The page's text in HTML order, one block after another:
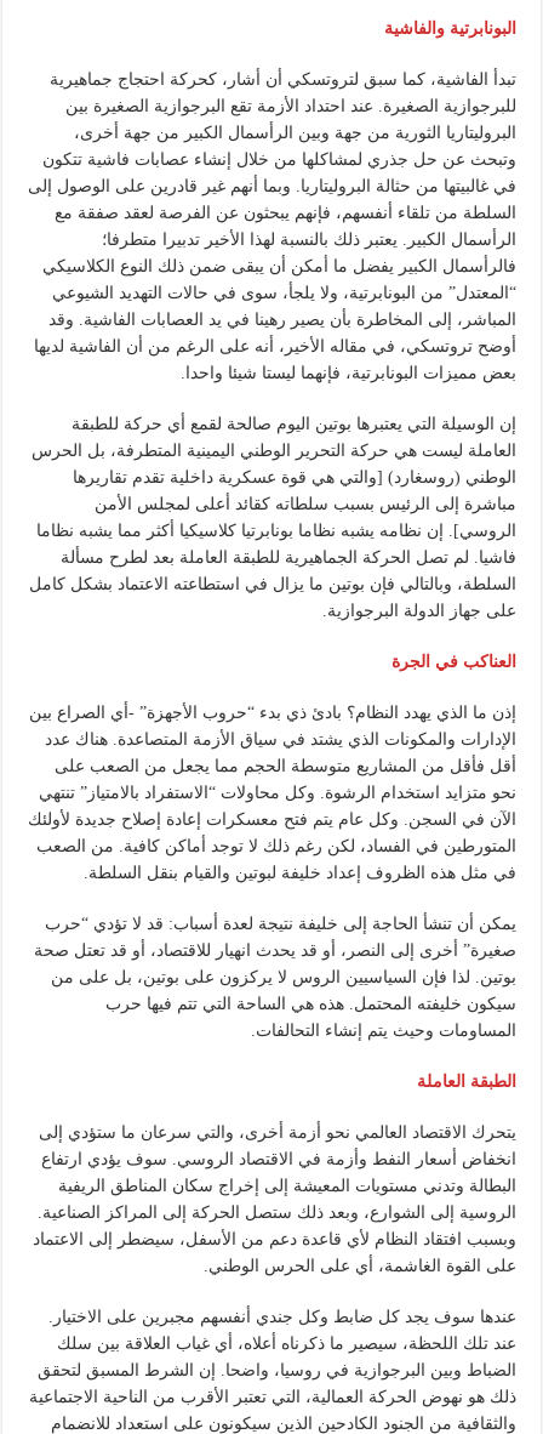
البونابرتية والفاشية
تبدأ الفاشية، كما سبق لتروتسكي أن أشار، كحركة احتجاج جماهيرية
للبرجوازية الصغيرة. عند احتداد الأزمة تقع البرجوازية الصغيرة بين
البروليتاريا الثورية من جهة وبين الرأسمال الكبير من جهة أخرى،
وتبحث عن حل جذري لمشاكلها من خلال إنشاء عصابات فاشية تتكون
في غالبيتها من حثالة البروليتاريا. وبما أنهم غير قادرين على الوصول إلى
السلطة من تلقاء أنفسهم، فإنهم يبحثون عن الفرصة لعقد صفقة مع
الرأسمال الكبير. يعتبر ذلك بالنسبة لهذا الأخير تدبيرا متطرفا؛
فالرأسمال الكبير يفضل ما أمكن أن يبقى ضمن ذلك النوع الكلاسيكي
“المعتدل” من البونابرتية، ولا يلجأ، سوى في حالات التهديد الشيوعي
المباشر، إلى المخاطرة بأن يصير رهينا في يد العصابات الفاشية. وقد
أوضح تروتسكي، في مقاله الأخير، أنه على الرغم من أن الفاشية لديها
بعض مميزات البونابرتية، فإنهما ليستا شيئا واحدا.
إن الوسيلة التي يعتبرها بوتين اليوم صالحة لقمع أي حركة للطبقة
العاملة ليست هي حركة التحرير الوطني اليمينية المتطرفة، بل الحرس
الوطني (روسغارد) [والتي هي قوة عسكرية داخلية تقدم تقاريرها
مباشرة إلى الرئيس بسبب سلطاته كقائد أعلى لمجلس الأمن
الروسي]. إن نظامه يشبه نظاما بونابرتيا كلاسيكيا أكثر مما يشبه نظاما
فاشيا. لم تصل الحركة الجماهيرية للطبقة العاملة بعد لطرح مسألة
السلطة، وبالتالي فإن بوتين ما يزال في استطاعته الاعتماد بشكل كامل
على جهاز الدولة البرجوازية.
العناكب في الجرة
إذن ما الذي يهدد النظام؟ بادئ ذي بدء “حروب الأجهزة” -أي الصراع بين
الإدارات والمكونات الذي يشتد في سياق الأزمة المتصاعدة. هناك عدد
أقل فأقل من المشاريع متوسطة الحجم مما يجعل من الصعب على
نحو متزايد استخدام الرشوة. وكل محاولات “الاستفراد بالامتياز” تنتهي
الآن في السجن. وكل عام يتم فتح معسكرات إعادة إصلاح جديدة لأولئك
المتورطين في الفساد، لكن رغم ذلك لا توجد أماكن كافية. من الصعب
في مثل هذه الظروف إعداد خليفة لبوتين والقيام بنقل السلطة.
يمكن أن تنشأ الحاجة إلى خليفة نتيجة لعدة أسباب: قد لا تؤدي “حرب
صغيرة” أخرى إلى النصر، أو قد يحدث انهيار للاقتصاد، أو قد تعتل صحة
بوتين. لذا فإن السياسيين الروس لا يركزون على بوتين، بل على من
سيكون خليفته المحتمل. هذه هي الساحة التي تتم فيها حرب
المساومات وحيث يتم إنشاء التحالفات.
الطبقة العاملة
يتحرك الاقتصاد العالمي نحو أزمة أخرى، والتي سرعان ما ستؤدي إلى
انخفاض أسعار النفط وأزمة في الاقتصاد الروسي. سوف يؤدي ارتفاع
البطالة وتدني مستويات المعيشة إلى إخراج سكان المناطق الريفية
الروسية إلى الشوارع، وبعد ذلك ستصل الحركة إلى المراكز الصناعية.
وبسبب افتقاد النظام لأي قاعدة دعم من الأسفل، سيضطر إلى الاعتماد
على القوة الغاشمة، أي على الحرس الوطني.
عندها سوف يجد كل ضابط وكل جندي أنفسهم مجبرين على الاختيار.
عند تلك اللحظة، سيصير ما ذكرناه أعلاه، أي غياب العلاقة بين سلك
الضباط وبين البرجوازية في روسيا، واضحا. إن الشرط المسبق لتحقق
ذلك هو نهوض الحركة العمالية، التي تعتبر الأقرب من الناحية الاجتماعية
والثقافية من الجنود الكادحين الذين سيكونون على استعداد للانضمام